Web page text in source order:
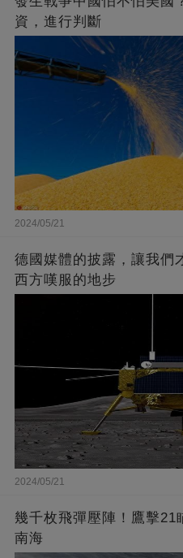
資，進行判斷
2024/05/21
德國媒體的披露，讓我們
西方嘆服的地步
2024/05/21
幾千枚飛彈壓陣！鷹擊21
南海